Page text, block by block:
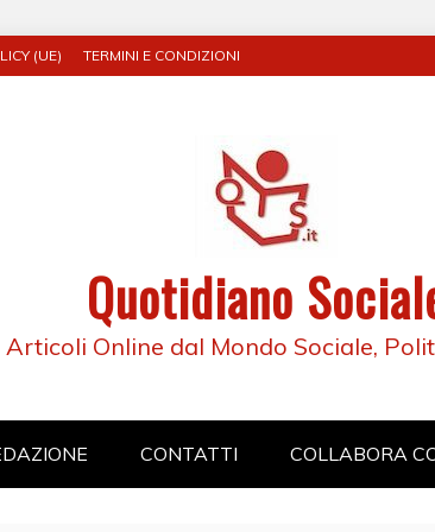
(UE) TERMINI E CONDIZIONI
Quotidiano
Articoli Online dal Mondo Sociale,
CONTATTI COLLABORA